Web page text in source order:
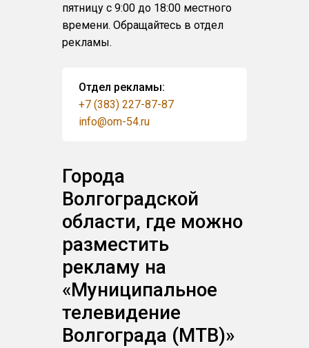
пятницу с 9:00 до 18:00 местного
времени. Обращайтесь в отдел
рекламы.
Отдел рекламы:
+7 (383) 227-87-87
info@om-54.ru
Города
Волгоградской
области, где можно
разместить
рекламу на
«Муниципальное
телевидение
Волгограда (МТВ)»